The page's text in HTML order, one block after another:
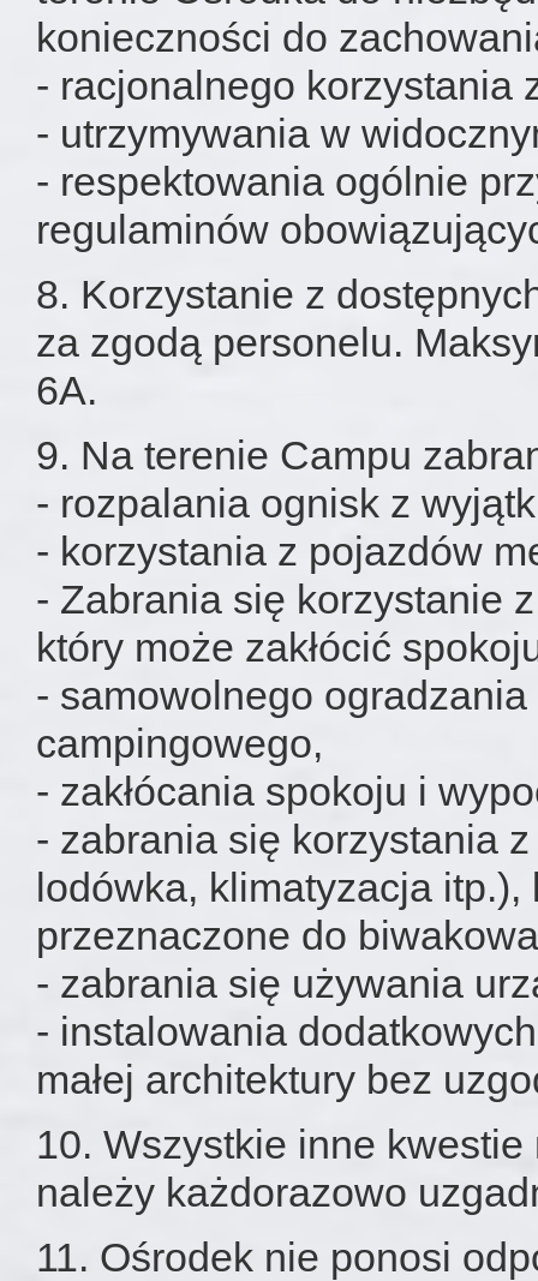
konieczności do
- racjonalnego korzystania
- utrzymywania w
- respektowania ogólnie
regulaminów
8. Korzystanie z
za zgodą personelu.
6A.
9. Na terenie Campu
- rozpalania ognisk z
- korzystania z pojazdów
- Zabrania się korzystanie
który może zakłócić
- samowolnego
campingowego,
- zakłócania spokoju i
- zabrania się korzystania
lodówka, klimatyzacja
przeznaczone do
- zabrania się używania
- instalowania
małej architektury bez
10. Wszystkie inne
należy każdorazowo
11. Ośrodek nie ponosi